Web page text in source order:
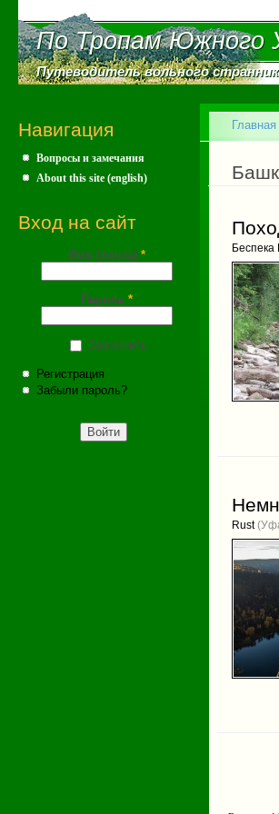
По Тропам Южного
По Тропам Южного
Путеводитель вольного
Путеводитель вольного
Навигация
Вопросы и замечания
About this site (english)
Вход на сайт
Имя (почта) *
Пароль *
Запомнить
Регистрация
Забыли пароль?
Вы
Главная
Беспека
Rust